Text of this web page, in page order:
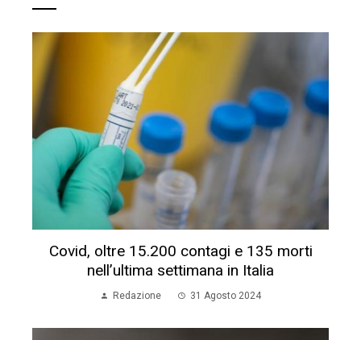
Covid, oltre 15.200 contagi e 135 morti
nell’ultima settimana in Italia
Redazione 31 Agosto 2024